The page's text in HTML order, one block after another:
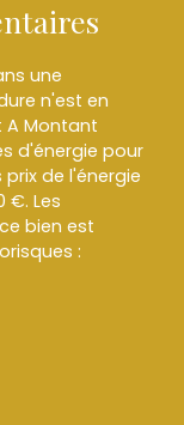
une
n'est en
A Montant
d'énergie pour
de l'énergie
€. Les
bien est
: